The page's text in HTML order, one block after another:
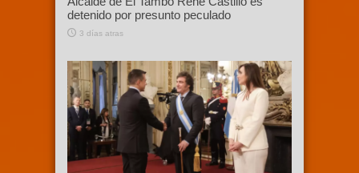
detenido por presunto peculado
3 días atras